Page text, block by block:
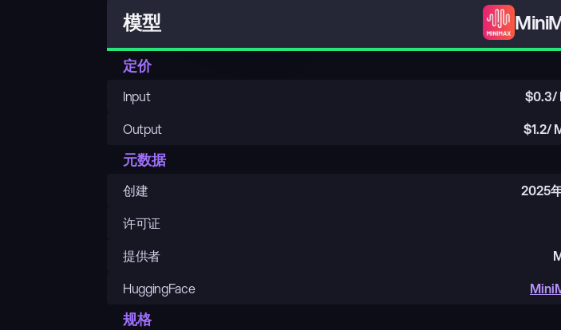
模型
定价
Input $0.3/
Output
$1.2/
元数据
创建 2025
许可证
提供者
HuggingFace
规格